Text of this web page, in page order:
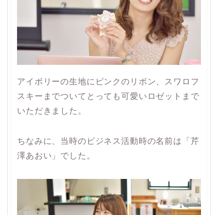
アイボリーの生地にピンクのリボン、スワロフ
スキーまでついてとっても可愛いロゼットまで
いただきました。
ちなみに、当時のビジネス活動時の名前は「芹
澤あおい」でした。